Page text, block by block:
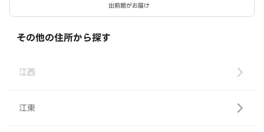
出前館がお届け
その他の住所から探す
江西
江東